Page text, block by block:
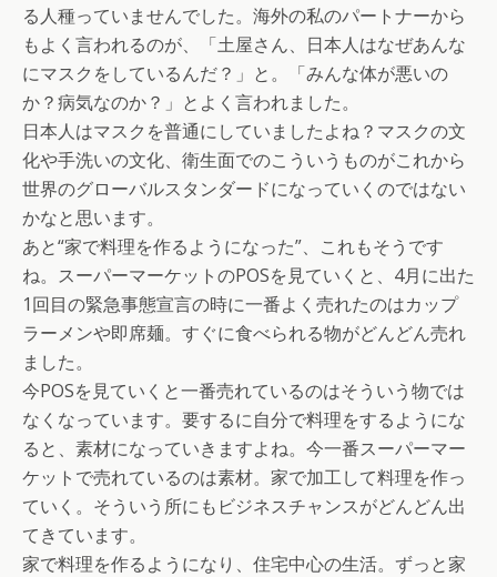
る人種っていませんでした。海外の私のパートナーから
もよく言われるのが、「土屋さん、日本人はなぜあんな
にマスクをしているんだ？」と。「みんな体が悪いの
か？病気なのか？」とよく言われました。
日本人はマスクを普通にしていましたよね？マスクの文
化や手洗いの文化、衛生面でのこういうものがこれから
世界のグローバルスタンダードになっていくのではない
かなと思います。
あと“家で料理を作るようになった”、これもそうです
ね。スーパーマーケットのPOSを見ていくと、4月に出た
1回目の緊急事態宣言の時に一番よく売れたのはカップ
ラーメンや即席麺。すぐに食べられる物がどんどん売れ
ました。
今POSを見ていくと一番売れているのはそういう物では
なくなっています。要するに自分で料理をするようにな
ると、素材になっていきますよね。今一番スーパーマー
ケットで売れているのは素材。家で加工して料理を作っ
ていく。そういう所にもビジネスチャンスがどんどん出
てきています。
家で料理を作るようになり、住宅中心の生活。ずっと家